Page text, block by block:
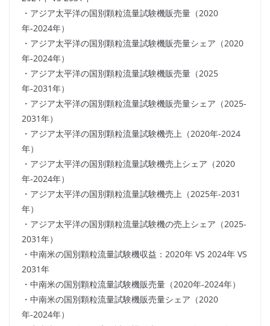
・アジア太平洋の国別顆粒流量試験機販売量（2020
年-2024年）
・アジア太平洋の国別顆粒流量試験機販売量シェア（2020
年-2024年）
・アジア太平洋の国別顆粒流量試験機販売量（2025
年-2031年）
・アジア太平洋の国別顆粒流量試験機販売量シェア（2025-
2031年）
・アジア太平洋の国別顆粒流量試験機売上（2020年-2024
年）
・アジア太平洋の国別顆粒流量試験機売上シェア（2020
年-2024年）
・アジア太平洋の国別顆粒流量試験機売上（2025年-2031
年）
・アジア太平洋の国別顆粒流量試験機の売上シェア（2025-
2031年）
・中南米の国別顆粒流量試験機収益：2020年 VS 2024年 VS
2031年
・中南米の国別顆粒流量試験機販売量（2020年-2024年）
・中南米の国別顆粒流量試験機販売量シェア（2020
年-2024年）